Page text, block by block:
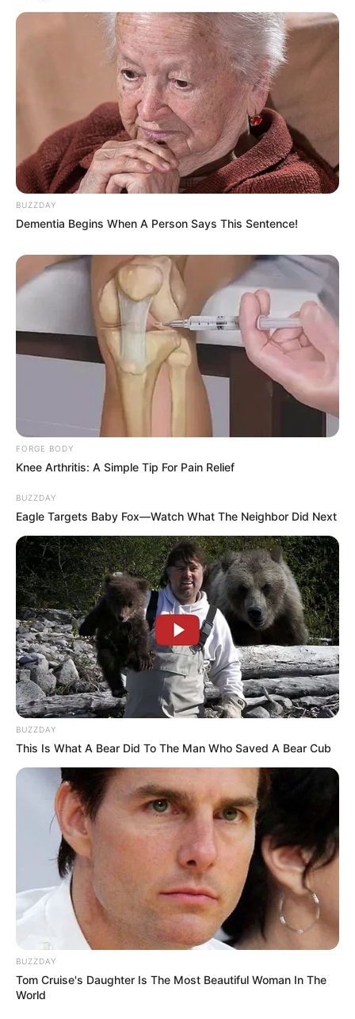
BUZZDAY
Dementia Begins When A Person Says This Sentence!
FORGE BODY
Knee Arthritis: A Simple Tip For Pain Relief
BUZZDAY
Eagle Targets Baby Fox—Watch What The Neighbor Did Next
BUZZDAY
This Is What A Bear Did To The Man Who Saved A Bear Cub
BUZZDAY
Tom Cruise's Daughter Is The Most Beautiful Woman In The
World